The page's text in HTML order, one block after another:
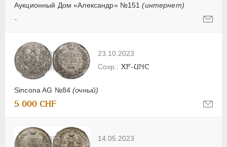
Аукционный Дом «Александр» №151(интернет)
-
23.10.2023
Sincona AG №84(очный)
XF-UNC
5 000 CHF
14.05.2023